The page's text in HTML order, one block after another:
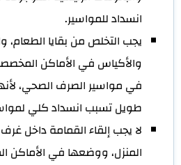
انسداد للمواسير.
يجب التخلص من بقايا الطعام،
والأكياس في الأماكن
في مواسير الصرف الصحي،
طويل تسبب انسداد كلي
لا يجب إلقاء القمامة داخل
المنزل، ووضعها في الأماكن